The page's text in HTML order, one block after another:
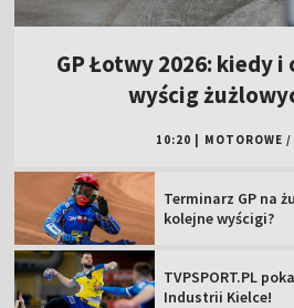
GP Łotwy 2026: kiedy
wyścig
10:20 MOTOROWE /
Terminarz GP na
kolejne wyścigi?
TVPSPORT.PL
Industrii Kielce!